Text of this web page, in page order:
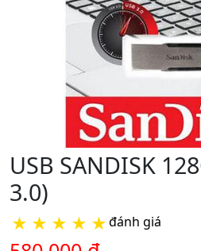
USB SANDISK
3.0)
★ ★ ★ ★ ★đánh giá